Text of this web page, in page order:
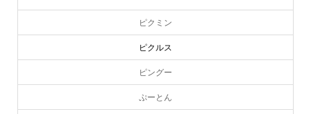
ピクミン
ピクルス
ピングー
ぷーとん